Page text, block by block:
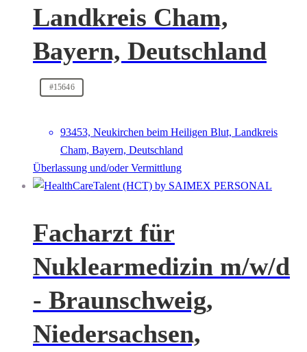
Landkreis Cham,
Bayern, Deutschland
#15646
93453, Neukirchen beim Heiligen Blut, Landkreis
Cham, Bayern, Deutschland
Überlassung und/oder Vermittlung
Facharzt für
Nuklearmedizin m/w/d
- Braunschweig,
Niedersachsen,